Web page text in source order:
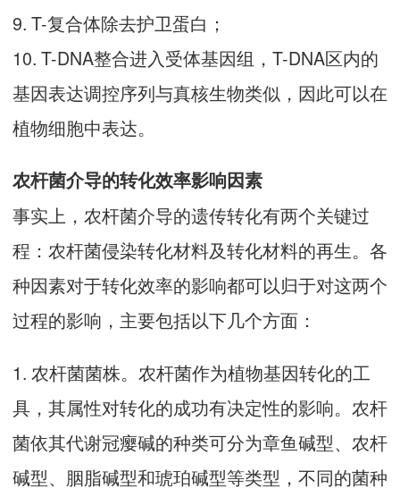
9. T-复合体除去护卫蛋白；
10. T-DNA整合进入受体基因组，T-DNA区内的
基因表达调控序列与真核生物类似，因此可以在
植物细胞中表达。
农杆菌介导的转化效率影响因素
事实上，农杆菌介导的遗传转化有两个关键过
程：农杆菌侵染转化材料及转化材料的再生。各
种因素对于转化效率的影响都可以归于对这两个
过程的影响，主要包括以下几个方面：
1. 农杆菌菌株。农杆菌作为植物基因转化的工
具，其属性对转化的成功有决定性的影响。农杆
菌依其代谢冠瘿碱的种类可分为章鱼碱型、农杆
碱型、胭脂碱型和琥珀碱型等类型，不同的菌种